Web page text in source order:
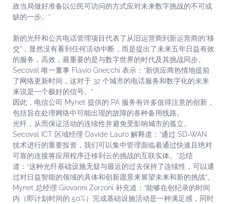
政当局做好准备以公民可访问的方式应对未来数字挑战的不可或
缺的一步。”
新的光纤和公共电话管理项目代表了从旧运营商到新运营商的“移
交”，显然没有看到任何活动中断，而是提出了未来五年日益有效
的服务，高效，最重要的是与数字世界的时代及其挑战同步。
Secoval 唯一董事 Flavio Gnecchi 表示：“新供应商热情地提前
了网络更新时间，这对于 32 个城市的电话服务和数字化的未来
来说是一个极好的信号。”
因此，电信公司 Mynet 提供的 PA 服务有许多值得注意的创新，
包括旨在处理网络中可能出现的故障的各种备用线路。
光纤，从而保证活动的连续性并避免受影响城市的孤立。
Secoval ICT 区域经理 Davide Lauro 解释道：“通过 SD-WAN
技术进行的重要投资，我们可以集中管理面临着通过快速且绝对
可靠的连接将应用程序迁移到云的挑战的互联实体。”总结
道：“这种光纤基础设施无疑与最近的过去保持了连续性，可以通
过对日益智能的领域的具体和创新愿景来展望未来和新的挑战”。
Mynet 总经理 Giovanni Zorzoni 补充道：“能够在创纪录的时间
内（即计划时间的 50%）完成基础设施活动是一种满足感，同时